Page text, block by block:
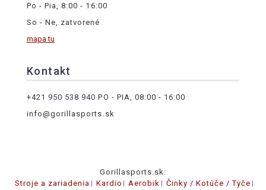
Po - Pia, 8:00 - 16:00
So - Ne, zatvorené
mapa tu
Kontakt
+421 950 538 940 PO - PIA, 08:00 - 16:00
info@gorillasports.sk
Gorillasports.sk:
Stroje a zariadenia
Kardio Aerobik
Činky / Kotúče / Tyče